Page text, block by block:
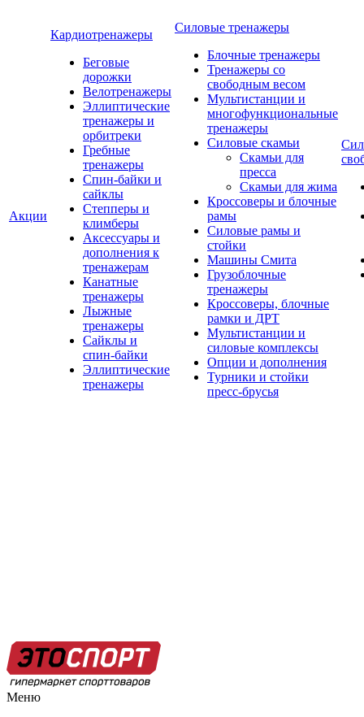
Акции
Кардиотренажеры
Беговые
дорожки
Велотренажеры
Эллиптические
тренажеры и
орбитреки
Гребные
тренажеры
Спин-байки и
сайклы
Степперы и
климберы
Аксессуары и
дополнения к
тренажерам
Канатные
тренажеры
Лыжные
тренажеры
Сайклы и
спин-байки
Эллиптические
тренажеры
Силовые тренажеры
Блочные тренажеры
Тренажеры со
свободным весом
Мультистанции и
многофункциональные
тренажеры
Силовые скамьи
Скамьи для
пресса
Скамьи для жима
Кроссоверы и блочные
рамы
Силовые рамы и
стойки
Машины Смита
Грузоблочные
тренажеры
Кроссоверы, блочные
рамки и ДРТ
Мультистанции и
силовые комплексы
Опции и дополнения
Турники и стойки
пресс-брусья
Меню